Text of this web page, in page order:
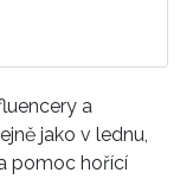
a
jako v lednu,
pomoc hořící